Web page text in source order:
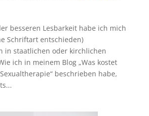
besseren Lesbarkeit habe ich mich
Schriftart entschieden)
in staatlichen oder kirchlichen
ich in meinem Blog „Was kostet
beschrieben habe,